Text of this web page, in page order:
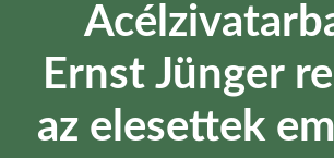
Ernst Jünger
az elesettek